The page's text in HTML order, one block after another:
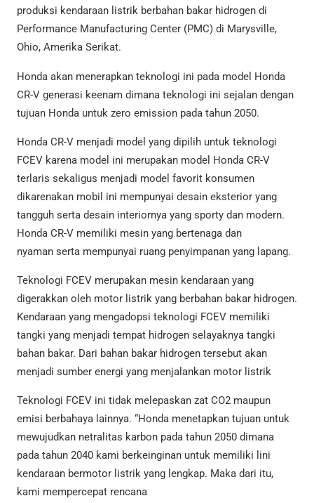
produksi kendaraan listrik berbahan bakar hidrogen di
Performance Manufacturing Center (PMC) di Marysville,
Ohio, Amerika Serikat.
Honda akan menerapkan teknologi ini pada model Honda
CR-V generasi keenam dimana teknologi ini sejalan dengan
tujuan Honda untuk zero emission pada tahun 2050.
Honda CR-V menjadi model yang dipilih untuk teknologi
FCEV karena model ini merupakan model Honda CR-V
terlaris sekaligus menjadi model favorit konsumen
dikarenakan mobil ini mempunyai desain eksterior yang
tangguh serta desain interiornya yang sporty dan modern.
Honda CR-V memiliki mesin yang bertenaga dan
nyaman serta mempunyai ruang penyimpanan yang lapang.
Teknologi FCEV merupakan mesin kendaraan yang
digerakkan oleh motor listrik yang berbahan bakar hidrogen.
Kendaraan yang mengadopsi teknologi FCEV memiliki
tangki yang menjadi tempat hidrogen selayaknya tangki
bahan bakar. Dari bahan bakar hidrogen tersebut akan
menjadi sumber energi yang menjalankan motor listrik
Teknologi FCEV ini tidak melepaskan zat CO2 maupun
emisi berbahaya lainnya. “Honda menetapkan tujuan untuk
mewujudkan netralitas karbon pada tahun 2050 dimana
pada tahun 2040 kami berkeinginan untuk memiliki lini
kendaraan bermotor listrik yang lengkap. Maka dari itu,
kami mempercepat rencana